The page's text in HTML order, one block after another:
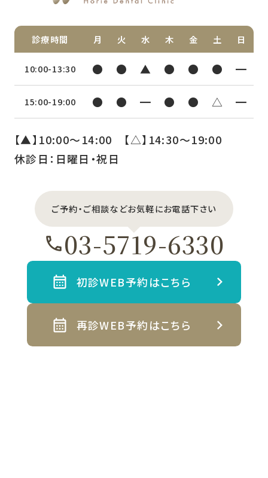
診療時間 月 火 水 木 金 土 日
10:00-13:30 ● ● ▲ ● ● ● ━
15:00-19:00 ● ● ━ ● ● △ ━
【▲】10:00〜14:00 【△】14:30〜19:00
休診日：日曜日・祝日
ご予約・ご相談などお気軽にお電話下さい
03-5719-6330
初診WEB予約はこちら
再診WEB予約はこちら